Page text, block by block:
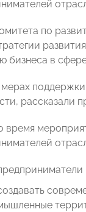
по
бизнеса в
рассказали
время